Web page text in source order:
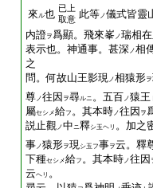
來ル也 已上
取意 此等ノ儀式皆靈
内證ヲ爲顯。飛來峯 ノ瑞相
表示也。神通事。甚深ノ相
之
問。何故山王影現ノ相猿形ヲ
尊ノ往因 ヲ尋ルニ。五百ノ猿王
屬セシメ給フ 。其本時ノ往因 ヲ
説止觀ノ中ニ釋シ玉ヘリ 。加之
事ノ猿形ヲ現シ玉フ事ヲ云。釋
下種セシメ給フ 。其本時ノ往因
云ヘリ 。